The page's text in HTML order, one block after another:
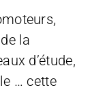
la
d’étude,
… cette